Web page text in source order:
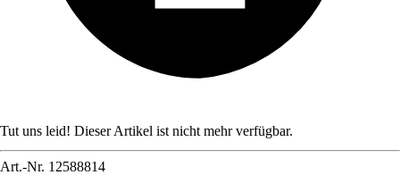
Tut uns leid! Dieser Artikel ist nicht mehr verfügbar.
Art.-Nr. 12588814